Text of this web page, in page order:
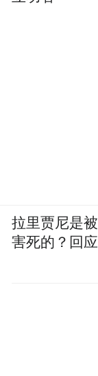
拉里贾尼是
害死的？回